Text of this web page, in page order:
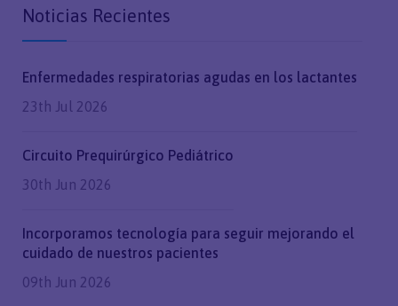
Noticias Recientes
Enfermedades respiratorias agudas en los lactantes
23th Jul 2026
Circuito Prequirúrgico Pediátrico
30th Jun 2026
Incorporamos tecnología para seguir mejorando el
cuidado de nuestros pacientes
09th Jun 2026